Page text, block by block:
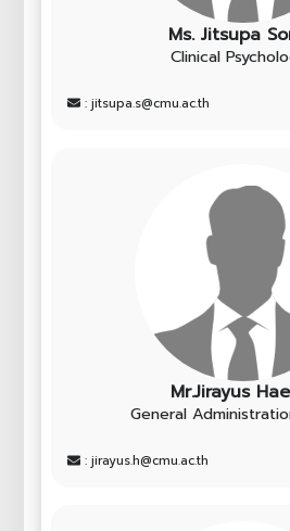
Ms. Jitsupa
Clinical
: jitsupa.s@cmu.ac.th
Mr.Jirayus
General
: jirayus.h@cmu.ac.th